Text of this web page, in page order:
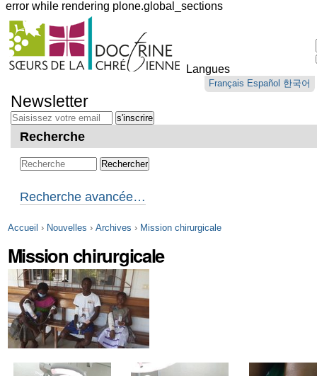
error while rendering plone.global_sections
Outils
personnels
Langues
Français Español 한국어
au
contenu.
Aller
navigation
Newsletter
Recherche
Recherche avancée…
Accueil › Nouvelles › Archives › Mission chirurgicale
Mission chirurgicale